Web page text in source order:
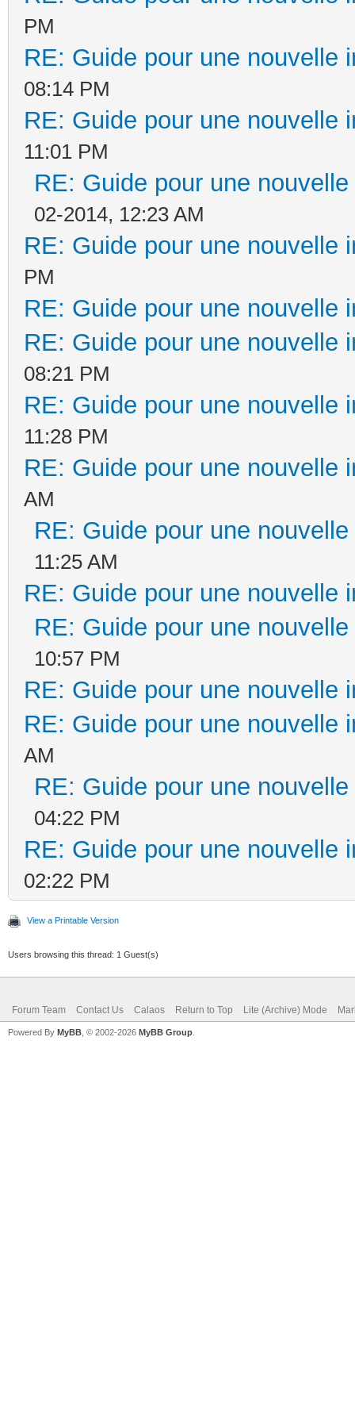
PM
RE: Guide pour une nouvelle
08:14 PM
RE: Guide pour une nouvelle
11:01 PM
RE: Guide pour une
02-2014, 12:23 AM
RE: Guide pour une nouvelle
PM
RE: Guide pour une nouvelle
RE: Guide pour une nouvelle
08:21 PM
RE: Guide pour une nouvelle
11:28 PM
RE: Guide pour une nouvelle
AM
RE: Guide pour une
11:25 AM
RE: Guide pour une nouvelle
RE: Guide pour une
10:57 PM
RE: Guide pour une nouvelle
RE: Guide pour une nouvelle
AM
RE: Guide pour une
04:22 PM
RE: Guide pour une nouvelle
02:22 PM
View a Printable Version
Users browsing this thread: 1 Guest(s)
Forum Team Contact Us Calaos Return to Top Lite (Archive) Mode
Powered By MyBB , © 2002-2026 MyBB Group